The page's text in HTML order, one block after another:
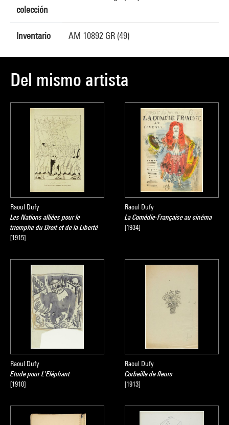
colección
Inventario AM 10892 GR (49)
Del mismo artista
Raoul Dufy
Les Nations alliées pour le
triomphe du Droit et de la Liberté
[1915]
Raoul Dufy
La Comédie-Française au cinéma
[1934]
Raoul Dufy
Etude pour L'Eléphant
[1910]
Raoul Dufy
Corbeille de fleurs
[1913]